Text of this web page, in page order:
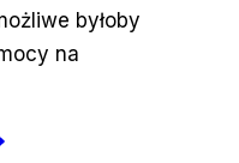
byłoby
na